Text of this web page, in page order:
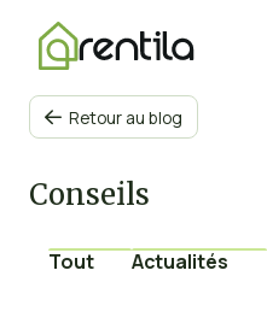
 Retour au blog
Conseils
Tout Actualités